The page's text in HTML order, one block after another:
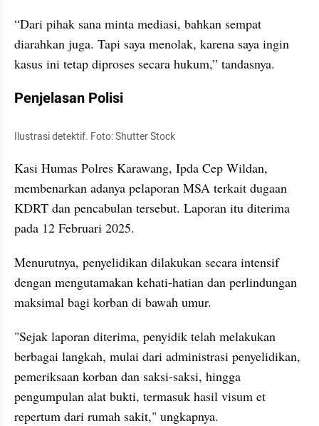
“Dari pihak sana minta mediasi, bahkan sempat
diarahkan juga. Tapi saya menolak, karena saya ingin
kasus ini tetap diproses secara hukum,” tandasnya.
Penjelasan Polisi
Ilustrasi detektif. Foto: Shutter Stock
Kasi Humas Polres Karawang, Ipda Cep Wildan,
membenarkan adanya pelaporan MSA terkait dugaan
KDRT dan pencabulan tersebut. Laporan itu diterima
pada 12 Februari 2025.
Menurutnya, penyelidikan dilakukan secara intensif
dengan mengutamakan kehati-hatian dan perlindungan
maksimal bagi korban di bawah umur.
"Sejak laporan diterima, penyidik telah melakukan
berbagai langkah, mulai dari administrasi penyelidikan,
pemeriksaan korban dan saksi-saksi, hingga
pengumpulan alat bukti, termasuk hasil visum et
repertum dari rumah sakit," ungkapnya.